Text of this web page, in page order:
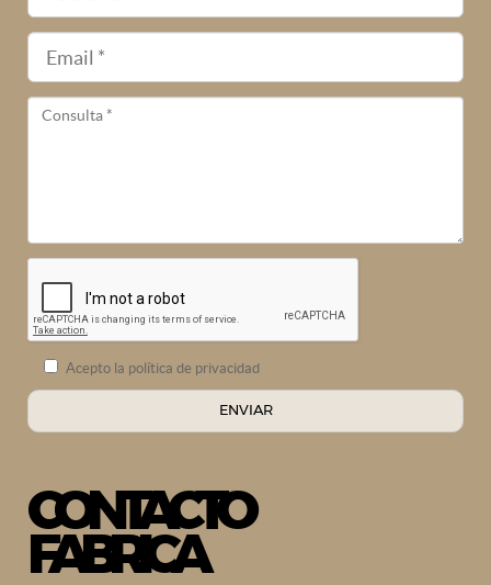
E-
mail
Acepto la política de privacidad
ENVIAR
CONTACTO
FABRICA